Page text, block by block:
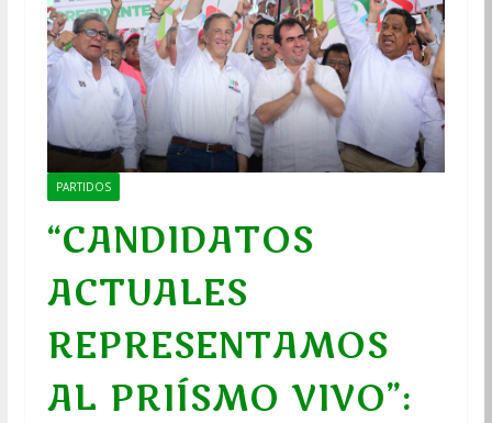
PARTIDOS
“CANDIDATOS
ACTUALES
REPRESENTAMOS
AL PRIÍSMO VIVO”: